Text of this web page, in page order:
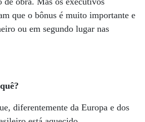
que o bônus é muito importante e
ou em segundo lugar nas
diferentemente da Europa e dos